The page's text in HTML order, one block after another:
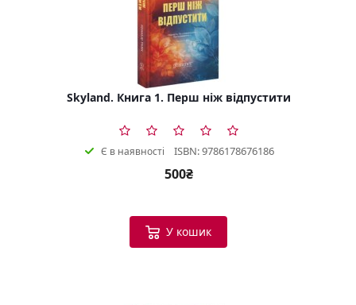
Skyland. Книга 1. Перш ніж відпустити
Є в наявності ISBN: 9786178676186
500₴
У кошик